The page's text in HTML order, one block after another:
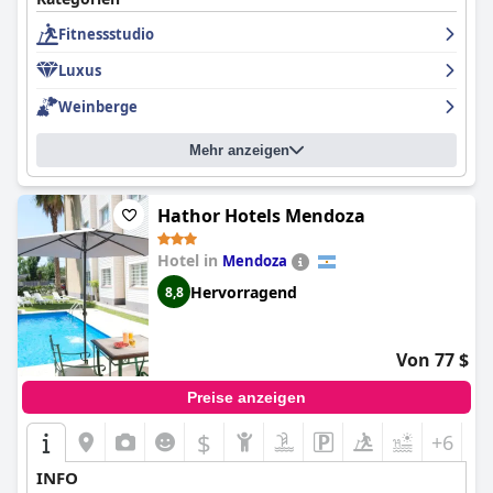
Fitnessstudio
Luxus
Weinberge
Mehr anzeigen
Hathor Hotels Mendoza
Hotel in Mendoza
8,8 Hervorragend
Von 77 $
Preise anzeigen
$ +6
INFO